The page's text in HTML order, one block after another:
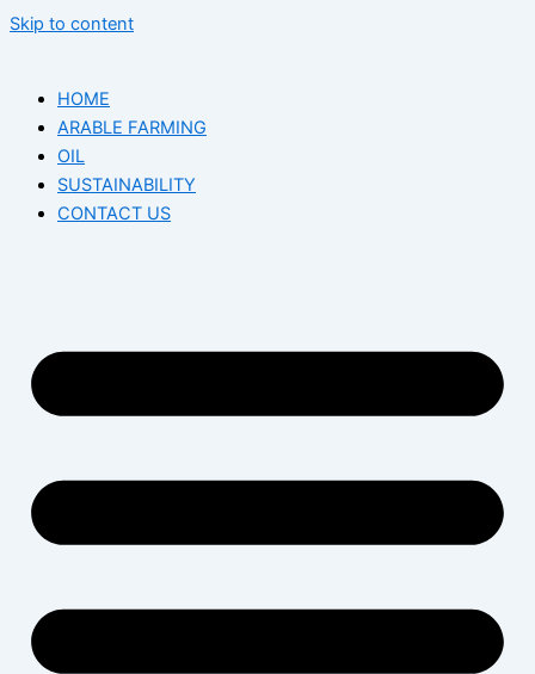
Skip to content
HOME
ARABLE FARMING
OIL
SUSTAINABILITY
CONTACT US